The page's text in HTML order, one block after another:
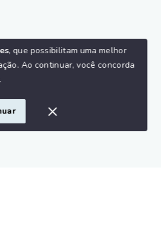
Imoveis - Todos os direitos
, que possibilitam uma melhor
Ao continuar, você concorda
.